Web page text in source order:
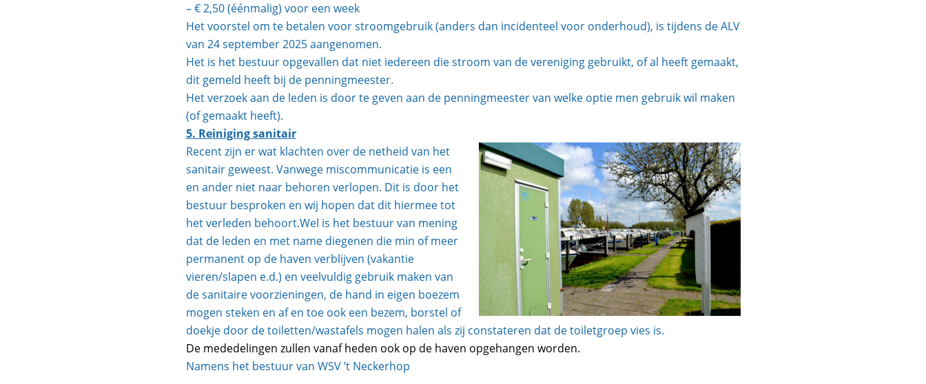
– € 2,50 (éénmalig) voor een week
Het voorstel om te betalen voor stroomgebruik (anders dan incidenteel voor onderhoud), is tijdens de ALV
van 24 september 2025 aangenomen.
Het is het bestuur opgevallen dat niet iedereen die stroom van de vereniging gebruikt, of al heeft gemaakt,
dit gemeld heeft bij de penningmeester.
Het verzoek aan de leden is door te geven aan de penningmeester van welke optie men gebruik wil maken
(of gemaakt heeft).
5. Reiniging sanitair
Recent zijn er wat klachten over de netheid van het
sanitair geweest. Vanwege miscommunicatie is een
en ander niet naar behoren verlopen. Dit is door het
bestuur besproken en wij hopen dat dit hiermee tot
het verleden behoort.Wel is het bestuur van mening
dat de leden en met name diegenen die min of meer
permanent op de haven verblijven (vakantie
vieren/slapen e.d.) en veelvuldig gebruik maken van
de sanitaire voorzieningen, de hand in eigen boezem
mogen steken en af en toe ook een bezem, borstel of
doekje door de toiletten/wastafels mogen halen als zij constateren dat de toiletgroep vies is.
De mededelingen zullen vanaf heden ook op de haven opgehangen worden.
Namens het bestuur van WSV ’t Neckerhop